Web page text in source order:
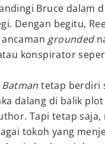
Bruce dalam
Dengan begitu,
grounded
konspirator
Batman tetap berdiri
dalang di balik
Tapi tetap saja,
tokoh yang